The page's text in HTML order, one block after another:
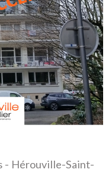
- Hérouville-Saint-